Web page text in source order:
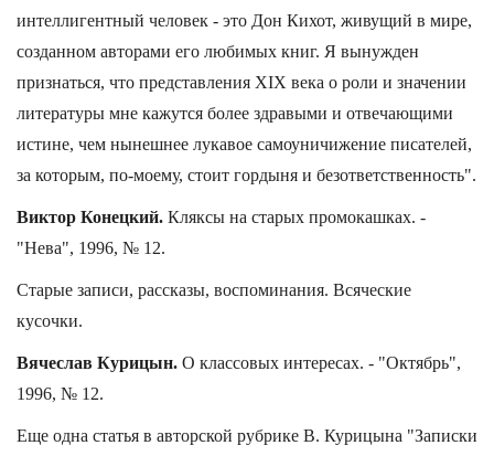
интеллигентный человек - это Дон Кихот, живущий в мире,
созданном авторами его любимых книг. Я вынужден
признаться, что представления ХIХ века о роли и значении
литературы мне кажутся более здравыми и отвечающими
истине, чем нынешнее лукавое самоуничижение писателей,
за которым, по-моему, стоит гордыня и безответственность".
Виктор Конецкий. Кляксы на старых промокашках. -
"Нева", 1996, № 12.
Старые записи, рассказы, воспоминания. Всяческие
кусочки.
Вячеслав Курицын. О классовых интересах. - "Октябрь",
1996, № 12.
Еще одна статья в авторской рубрике В. Курицына "Записки